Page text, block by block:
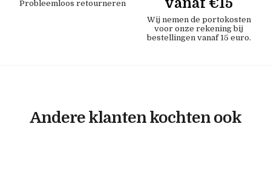
Probleemloos retourneren
Wij nemen de portokosten
voor onze rekening bij
bestellingen vanaf 15 euro.
Andere klanten kochten ook